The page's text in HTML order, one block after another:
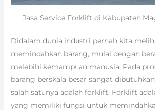
Jasa Service Forklift di Kabupaten
Didalam dunia industri pernah kita
memindahkan barang, mulai dengan
melebihi kemampuan manusia. Pada
barang berskala besar sangat
salah satunya adalah forklift. Forklift
yang memiliki fungsi untuk